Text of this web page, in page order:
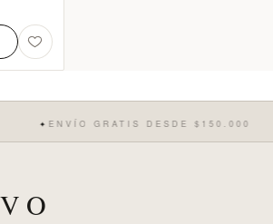
ENVÍO GRATIS DESDE $150.000